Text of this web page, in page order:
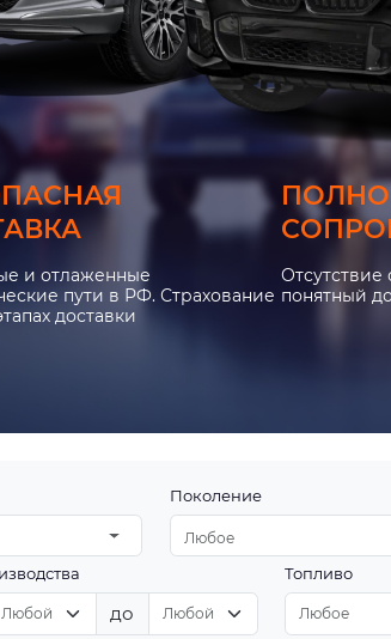
и отлаженные
пути в РФ. Страхование
доставки
понятный
Поколение
Любое
до
Топливо